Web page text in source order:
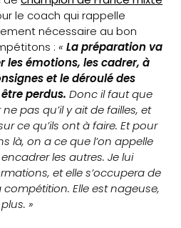
le coach qui rappelle
nécessaire au bon
:«La préparation va
les émotions, les cadrer, à
et le déroulé des
perdus. Donc il faut que
pas qu’il y ait de failles, et
ce qu’ils ont à faire. Et pour
là, on a ce que l’on appelle
les autres. Je lui
et elle s’occupera de
Elle est nageuse,
»